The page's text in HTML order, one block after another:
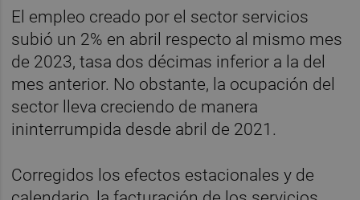
El empleo creado por el sector servicios
subió un 2% en abril respecto al mismo mes
de 2023, tasa dos décimas inferior a la del
mes anterior. No obstante, la ocupación del
sector lleva creciendo de manera
ininterrumpida desde abril de 2021.
Corregidos los efectos estacionales y de